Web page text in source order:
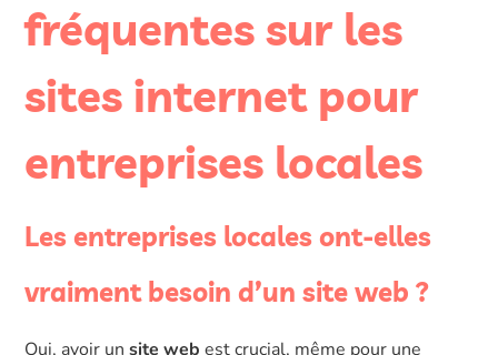
fréquentes sur les
sites internet pour
entreprises locales
Les entreprises locales ont-elles
vraiment besoin d’un site web ?
Oui, avoir unsite web est crucial, même pour une